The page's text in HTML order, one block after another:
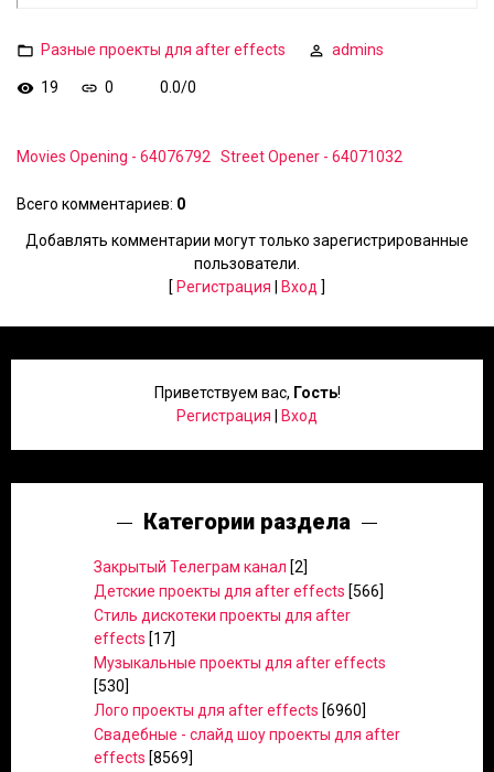
Разные проекты для after effects admins
19 0 0.0/0
Movies Opening - 64076792 Street Opener - 64071032
Всего комментариев: 0
Добавлять комментарии могут только зарегистрированные
пользователи.
[ Регистрация Вход ]
Приветствуем вас, Гость!
Регистрация
Вход
Категории раздела
Закрытый Телеграм канал [2]
Детские проекты для after effects [566]
Стиль дискотеки проекты для after
effects [17]
Музыкальные проекты для after effects
[530]
Лого проекты для after effects [6960]
Свадебные - слайд шоу проекты для after
effects [8569]